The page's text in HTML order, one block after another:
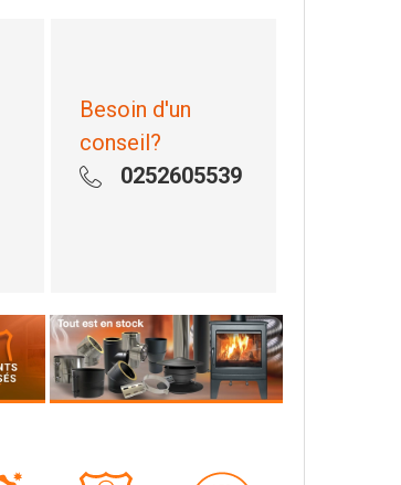
Besoin d'un
conseil?
0252605539